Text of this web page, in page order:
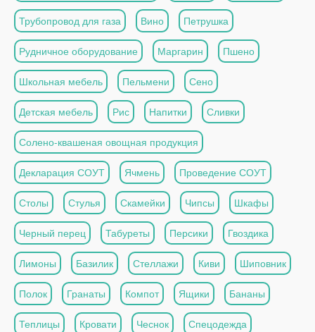
Трубопровод для газа Вино Петрушка
Рудничное оборудование Маргарин Пшено
Школьная мебель Пельмени Сено
Детская мебель Рис Напитки Сливки
Солено-квашеная овощная продукция
Декларация СОУТ Ячмень Проведение СОУТ
Столы Стулья Скамейки Чипсы Шкафы
Черный перец Табуреты Персики Гвоздика
Лимоны Базилик Стеллажи Киви Шиповник
Полок Гранаты Компот Ящики Бананы
Теплицы Кровати Чеснок Спецодежда